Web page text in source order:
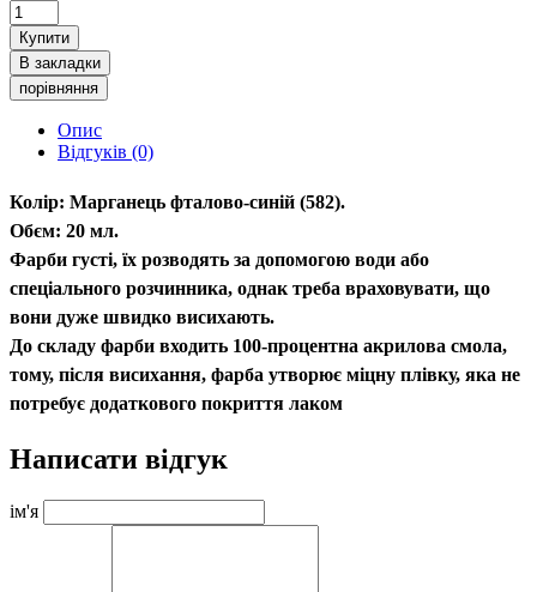
Купити
В закладки
порівняння
Опис
Відгуків (0)
Колір: Марганець фталово-синій (582).
Обєм: 20 мл.
Фарби густі, їх розводять за допомогою води або
спеціального розчинника, однак треба враховувати, що
вони дуже швидко висихають.
До складу фарби входить 100-процентна акрилова смола,
тому, після висихання, фарба утворює міцну плівку, яка не
потребує додаткового покриття лаком
Написати відгук
ім'я